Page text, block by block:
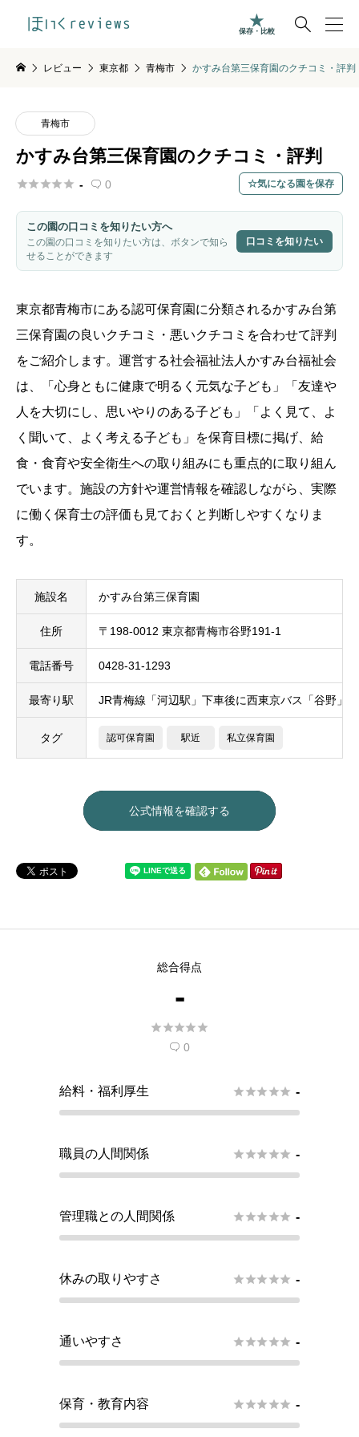

保存・比較
レビュー 東京都 青梅市 かすみ台第三保育園のクチコミ・評判
青梅市
かすみ台第三保育園のクチコミ・評判
 -  0 気になる園を保存
この園の口コミを知りたい方へ
この園の口コミを知りたい方は、ボタンで知ら
せることができます
口コミを知りたい
東京都青梅市にある認可保育園に分類されるかすみ台第
三保育園の良いクチコミ・悪いクチコミを合わせて評判
をご紹介します。運営する社会福祉法人かすみ台福祉会
は、「心身ともに健康で明るく元気な子ども」「友達や
人を大切にし、思いやりのある子ども」「よく見て、よ
く聞いて、よく考える子ども」を保育目標に掲げ、給
食・食育や安全衛生への取り組みにも重点的に取り組ん
でいます。施設の方針や運営情報を確認しながら、実際
に働く保育士の評価も見ておくと判断しやすくなりま
す。
施設名 かすみ台第三保育園
住所 〒198-0012 東京都青梅市谷野191-1
電話番号 0428-31-1293
最寄り駅 JR青梅線「河辺駅」下車後に西東京バス「谷野」
タグ 認可保育園 駅近 私立保育園
公式情報を確認する
総合得点
-

 0
給料・福利厚生  -
職員の人間関係  -
管理職との人間関係  -
休みの取りやすさ  -
通いやすさ  -
保育・教育内容  -